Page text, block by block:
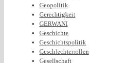
Geopolitik
Gerechtigkeit
GERWANI
Geschichte
Geschichtspolitik
Geschlechterrollen
Gesellschaft